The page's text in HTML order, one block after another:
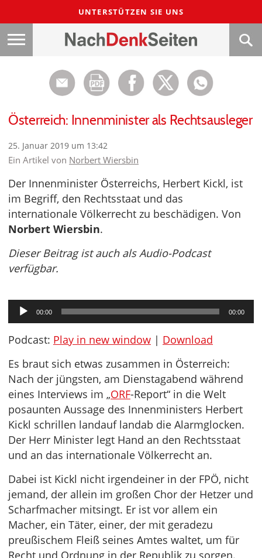
UNTERSTÜTZEN SIE UNS
Österreich: Innenminister als Rechtsausleger
25. Januar 2019 um 13:42
Ein Artikel von Norbert Wiersbin
Der Innenminister Österreichs, Herbert Kickl, ist
im Begriff, den Rechtsstaat und das
internationale Völkerrecht zu beschädigen. Von
Norbert Wiersbin.
Dieser Beitrag ist auch als Audio-Podcast
verfügbar.
Audio-
Player
00:00 00:00
Podcast: Play in new window | Download
Es braut sich etwas zusammen in Österreich:
Nach der jüngsten, am Dienstagabend während
eines Interviews im „ORF-Report“ in die Welt
posaunten Aussage des Innenministers Herbert
Kickl schrillen landauf landab die Alarmglocken.
Der Herr Minister legt Hand an den Rechtsstaat
und an das internationale Völkerrecht an.
Dabei ist Kickl nicht irgendeiner in der FPÖ, nicht
jemand, der allein im großen Chor der Hetzer und
Scharfmacher mitsingt. Er ist vor allem ein
Macher, ein Täter, einer, der mit geradezu
preußischem Fleiß seines Amtes waltet, um für
Recht und Ordnung in der Republik zu sorgen.